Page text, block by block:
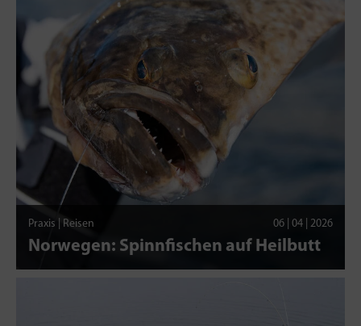
Praxis | Reisen 06 | 04 | 2026
Norwegen: Spinnfischen auf Heilbutt